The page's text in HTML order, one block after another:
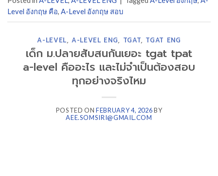
Level อังกฤษ คือ, A-Level อังกฤษ สอบ
A-LEVEL,A-LEVEL ENG, TGAT, TGAT ENG
เด็ก ม.ปลายสับสนกันเยอะ tgat tpat
a-level คืออะไร และไม่จำเป็นต้องสอบ
ทุกอย่างจริงไหม
POSTED ONFEBRUARY 4, 2026BY
AEE.SOMSIRI@GMAIL.COM